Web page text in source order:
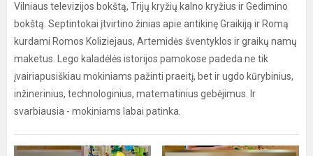
Vilniaus televizijos bokštą, Trijų kryžių kalno kryžius ir Gedimino
bokštą. Septintokai įtvirtino žinias apie antikinę Graikiją ir Romą
kurdami Romos Koliziejaus, Artemidės šventyklos ir graikų namų
maketus. Lego kaladėlės istorijos pamokose padeda ne tik
įvairiapusiškiau mokiniams pažinti praeitį, bet ir ugdo kūrybinius,
inžinerinius, technologinius, matematinius gebėjimus. Ir
svarbiausia - mokiniams labai patinka.